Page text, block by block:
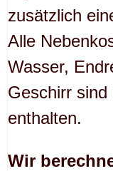
zusätzlich
Alle
Wasser,
Geschirr
enthalten.
Wir